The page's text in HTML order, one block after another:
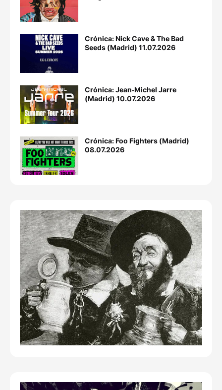
Crónica: Nick Cave & The Bad
Seeds (Madrid) 11.07.2026
Crónica: Jean‐Michel Jarre
(Madrid) 10.07.2026
Crónica: Foo Fighters (Madrid)
08.07.2026